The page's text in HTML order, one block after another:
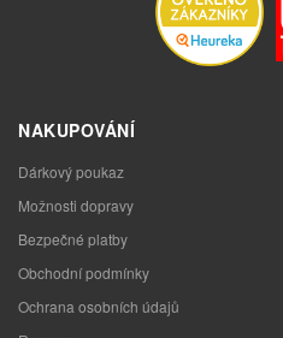
NAKUPOVÁNÍ
Dárkový poukaz
Možnosti dopravy
Bezpečné platby
Obchodní podmínky
Ochrana osobních údajů